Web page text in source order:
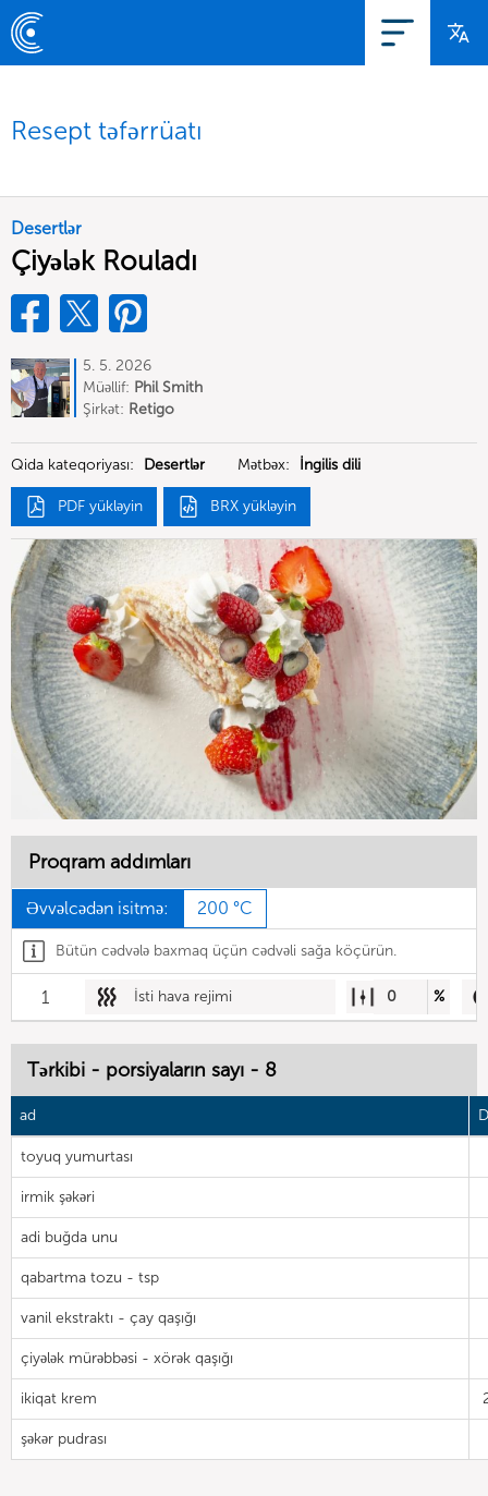
Resept təfərrüatı
Desertlər
Çiyələk Rouladı
5. 5. 2026
Müəllif: Phil Smith
Şirkət: Retigo
Qida kateqoriyası: Desertlər Mətbəx: İngilis dili
PDF yükləyin BRX yükləyin
Proqram addımları
Əvvəlcədən isitmə: 200 °C
Bütün cədvələ baxmaq üçün cədvəli sağa köçürün.
1 İsti hava rejimi 0 %
Tərkibi - porsiyaların sayı - 8
ad
toyuq yumurtası
irmik şəkəri
adi buğda unu
qabartma tozu - tsp
vanil ekstraktı - çay qaşığı
çiyələk mürəbbəsi - xörək qaşığı
ikiqat krem
şəkər pudrası